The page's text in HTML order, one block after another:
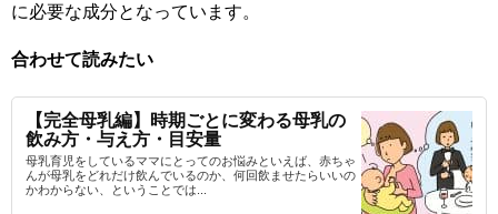
に必要な成分となっています。
合わせて読みたい
【完全母乳編】時期ごとに変わる母乳の
飲み方・与え方・目安量
母乳育児をしているママにとってのお悩みといえば、赤ちゃ
んが母乳をどれだけ飲んでいるのか、何回飲ませたらいいの
かわからない、ということでは...